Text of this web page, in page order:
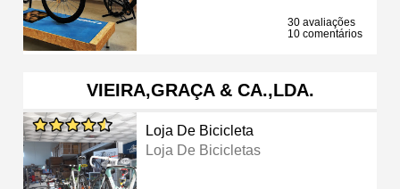
30 avaliações
10 comentários
VIEIRA,GRAÇA & CA.,LDA.
Loja De Bicicleta
Loja De Bicicletas